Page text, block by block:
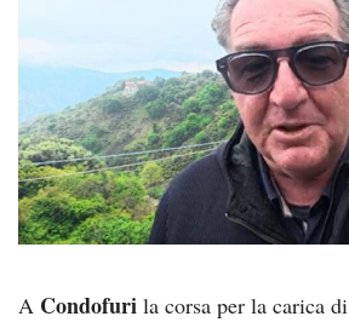
A Condofuri la corsa per la carica di